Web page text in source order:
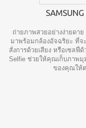
ถ่ายภาพสวยอย่างง่ายดา
มาพร้อมกล้องอัจฉริยะ ที่จ
สั่งการด้วยเสียง หรือเซลฟี่
Selfie ช่วยให้คุณเก็บภาพ
ของคุณให้ต